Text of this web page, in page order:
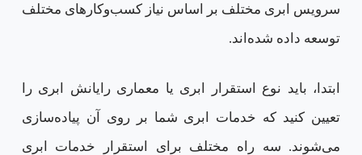
سرویس‌ ابری مختلف بر اساس نیاز کسب‌وکارهای مختلف
توسعه داده شده‌اند.
ابتدا، باید نوع استقرار ابری یا معماری رایانش ابری را
تعیین کنید که خدمات ابری شما بر روی آن پیاده‌سازی
می‌شوند. سه راه مختلف برای استقرار خدمات ابری